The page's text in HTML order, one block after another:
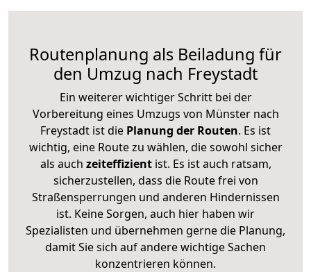
Routenplanung als Beiladung für
den Umzug nach Freystadt
Ein weiterer wichtiger Schritt bei der
Vorbereitung eines Umzugs von Münster nach
Freystadt ist die Planung der Routen. Es ist
wichtig, eine Route zu wählen, die sowohl sicher
als auch zeiteffizientist. Es ist auch ratsam,
sicherzustellen, dass die Route frei von
Straßensperrungen und anderen Hindernissen
ist. Keine Sorgen, auch hier haben wir
Spezialisten und übernehmen gerne die Planung,
damit Sie sich auf andere wichtige Sachen
konzentrieren können.